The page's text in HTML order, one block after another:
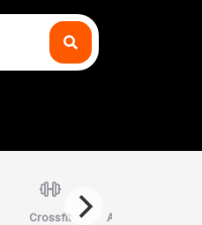
Crossfit Arte Marcial